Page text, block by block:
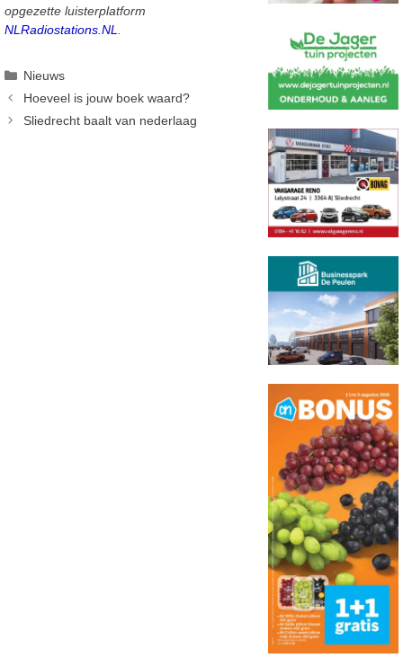
opgezette luisterplatform
NLRadiostations.NL
Categorieën
Nieuws
Hoeveel is jouw boek waard?
Sliedrecht baalt van nederlaag